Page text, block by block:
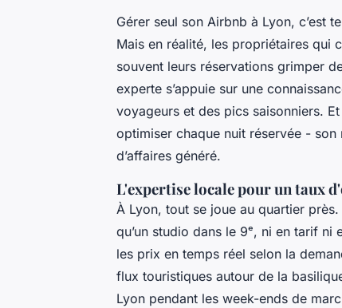
Gérer seul son Airbnb à Lyon, c’est
Mais en réalité, les propriétaires qui
souvent leurs réservations grimper
experte s’appuie sur une
voyageurs et des pics saisonniers.
optimiser chaque nuit réservée -
d’affaires généré.
L'expertise locale pour un taux
À Lyon, tout se joue au quartier près.
qu’un studio dans le 9ᵉ, ni en tarif
les prix en temps réel selon la
flux touristiques autour de la
Lyon pendant les week-ends de